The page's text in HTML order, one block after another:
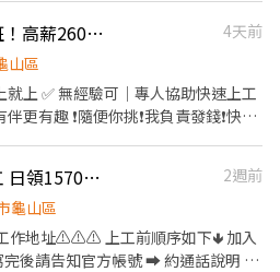
的這邊有福了) 🚌免費交通車(免費先
a0909080315
請提供姓名｜電話｜職缺即可
👍 暑期超搶手🚨快速報班！高薪260🔥日領現賺💸多時段任選！
4天前
山區
上 ✅ 無經驗可｜專人協助快速上工
負責發錢❗️快找
夜11班:23:00－08:00 晚9班：
8班：08:00 －17:00 午13班：13:00
龜山區 誠徵長期配合粗工 日領1570-3000 可日領 可週領
2週前
龜山區
前順序如下🢃 加入
後請告知官方帳號 ➡ 約通話說明 ➡